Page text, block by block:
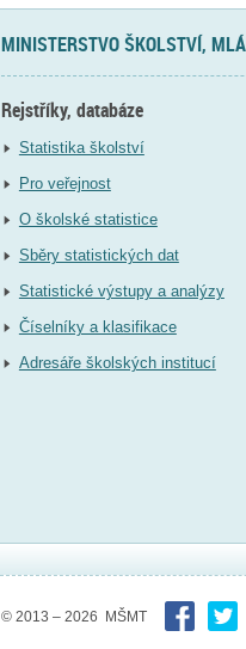
MINISTERSTVO ŠKOLSTVÍ,
Rejstříky, databáze
Statistika školství
Pro veřejnost
O školské statistice
Sběry statistických dat
Statistické výstupy a analýzy
Číselníky a klasifikace
Adresáře školských institucí
© 2013 – 2026 MŠMT